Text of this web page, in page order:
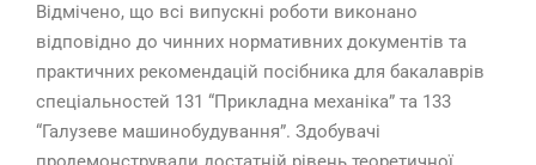
Відмічено, що всі випускні роботи виконано
відповідно до чинних нормативних документів та
практичних рекомендацій посібника для бакалаврів
спеціальностей 131 “Прикладна механіка” та 133
“Галузеве машинобудування”. Здобувачі